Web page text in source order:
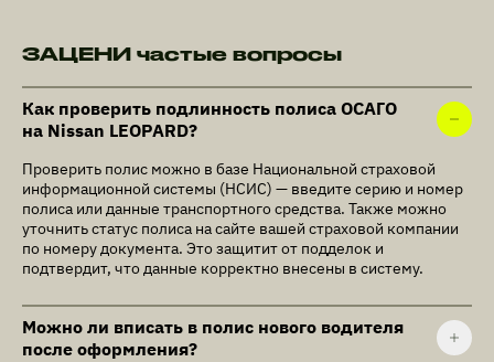
ЗАЦЕНИ частые вопросы
Как проверить подлинность полиса ОСАГО
на Nissan LEOPARD?
Проверить полис можно в базе Национальной страховой
информационной системы (НСИС) — введите серию и номер
полиса или данные транспортного средства. Также можно
уточнить статус полиса на сайте вашей страховой компании
по номеру документа. Это защитит от подделок и
подтвердит, что данные корректно внесены в систему.
Можно ли вписать в полис нового водителя
после оформления?